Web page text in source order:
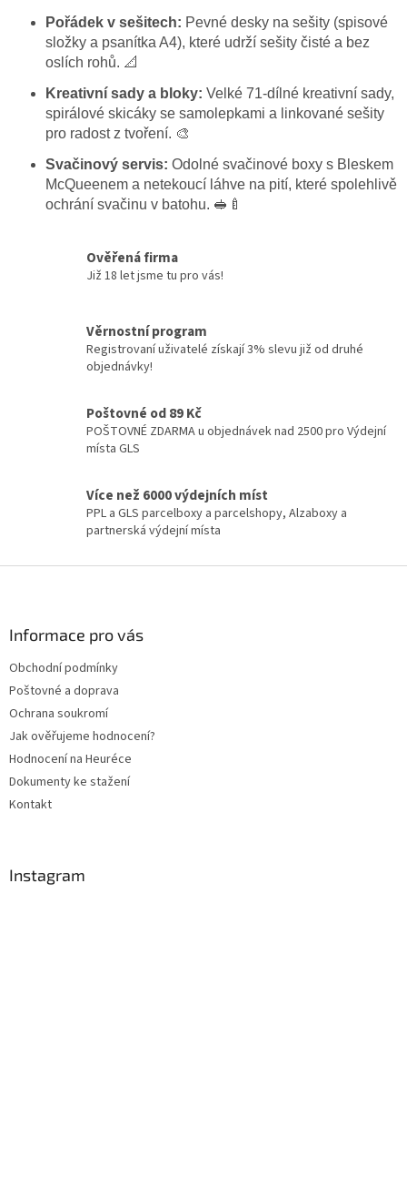
Pořádek v sešitech: Pevné desky na sešity (spisové
složky a psanítka A4), které udrží sešity čisté a bez
oslích rohů. 📐
Kreativní sady a bloky: Velké 71-dílné kreativní sady,
spirálové skicáky se samolepkami a linkované sešity
pro radost z tvoření. 🎨
Svačinový servis: Odolné svačinové boxy s Bleskem
McQueenem a netekoucí láhve na pití, které spolehlivě
ochrání svačinu v batohu. 🥪🍼
Ověřená firma
Již 18 let jsme tu pro vás!
Věrnostní program
Registrovaní uživatelé získají 3% slevu již od druhé
objednávky!
Poštovné od 89 Kč
POŠTOVNÉ ZDARMA u objednávek nad 2500 pro Výdejní
místa GLS
Více než 6000 výdejních míst
PPL a GLS parcelboxy a parcelshopy, Alzaboxy a
partnerská výdejní místa
Informace pro vás
Obchodní podmínky
Poštovné a doprava
Ochrana soukromí
Jak ověřujeme hodnocení?
Hodnocení na Heuréce
Dokumenty ke stažení
Kontakt
Instagram